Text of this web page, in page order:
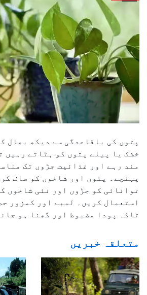
پتوں کی باقاعدگی سے دیکھ بھال
خشک یا پیلے پتوں کو ہٹاتے رہیں
مند رہے اور غذائیت جڑوں تک
پہنچے۔ پتوں اور شاخوں کو صاف
توانائی کو جڑوں اور نئی شاخوں
استعمال کریں۔ لمبے اور کمزور
تاکہ پودا مضبوط اور گھنا ہو
متعلقہ خبریں